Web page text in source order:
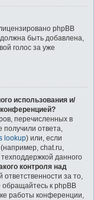
phpBB
быть добавлена,
голос за уже
использования и/
перечисленных в
ответа,
lookup) или, если
chat.ru,
данного
контроля над
ответственности за то,
обращайтесь к phpBB
работы конференции,